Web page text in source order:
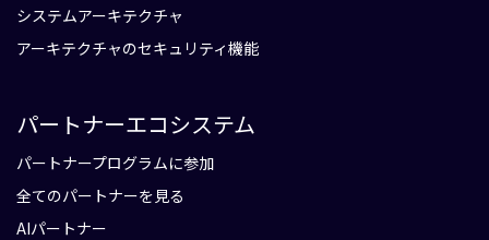
システムアーキテクチャ
アーキテクチャのセキュリティ機能
パートナーエコシステム
パートナープログラムに参加
全てのパートナーを見る
AIパートナー